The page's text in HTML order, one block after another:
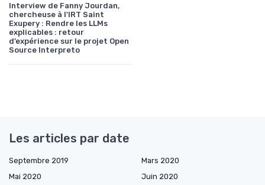
Interview de Fanny Jourdan,
chercheuse à l'IRT Saint
Exupery : Rendre les LLMs
explicables : retour
d’expérience sur le projet Open
Source Interpreto
Les articles par date
Septembre 2019
Mars 2020
Mai 2020
Juin 2020